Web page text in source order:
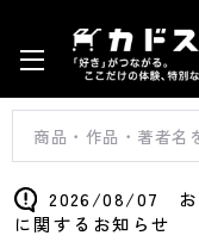
2026/08/07 お
に関するお知らせ